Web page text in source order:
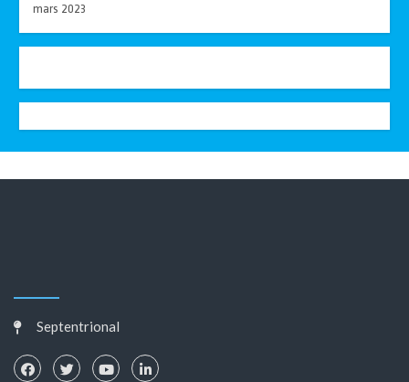
mars 2023
Septentrional